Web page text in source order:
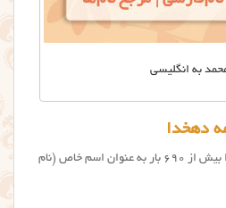
به انگلیسی
دهخدا
محمد در کتاب لغت نامه دهخدا بیش از ۶۹۰ بار به عنوان اسم خاص (نام